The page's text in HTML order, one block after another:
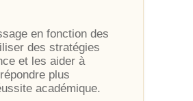
en fonction des
des stratégies
et les aider à
plus
académique.